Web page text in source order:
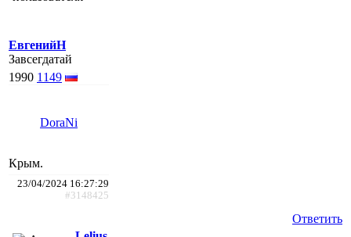
ЕвгенийН
Завсегдатай
1990 1149
DoraNi
Крым.
23/04/2024 16:27:29
#3148425
Ответить